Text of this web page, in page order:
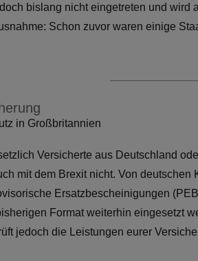
bislang nicht eingetreten und
Schon zuvor waren einige
in Großbritannien
Versicherte aus Deutschland
mit dem Brexit nicht. Von
Ersatzbescheinigungen
Format weiterhin eingesetzt
jedoch die Leistungen eurer